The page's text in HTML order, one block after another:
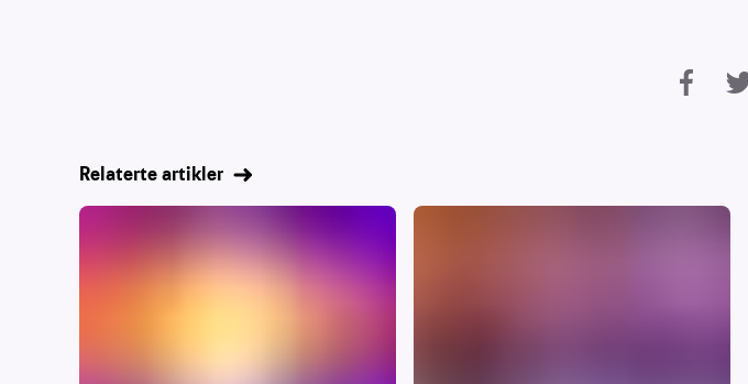
Relaterte artikler